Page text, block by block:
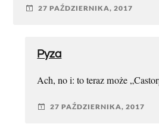
27 PAŹDZIERNIKA, 2017
Pyza
Ach, no i: to teraz może
27 PAŹDZIERNIKA, 2017